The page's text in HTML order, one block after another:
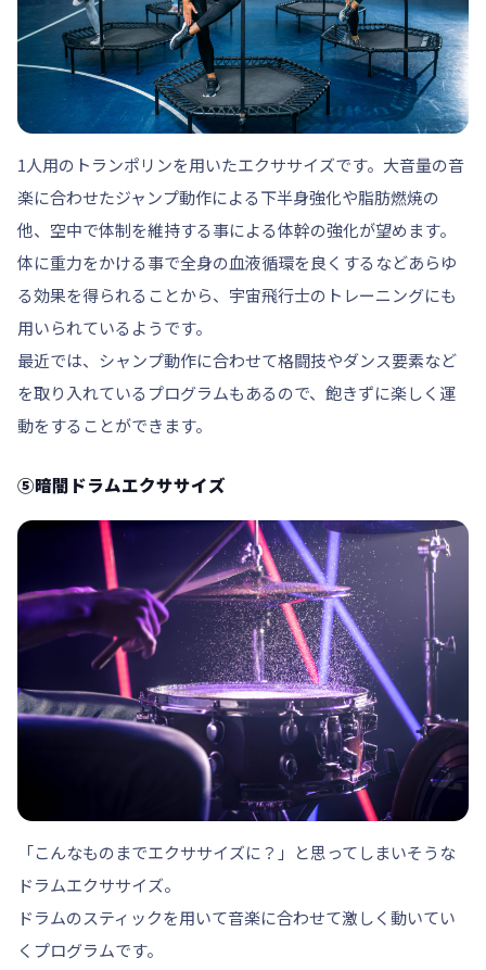
1人用のトランポリンを用いたエクササイズです。大音量の音
楽に合わせたジャンプ動作による下半身強化や脂肪燃焼の
他、空中で体制を維持する事による体幹の強化が望めます。
体に重力をかける事で全身の血液循環を良くするなどあらゆ
る効果を得られることから、宇宙飛行士のトレーニングにも
用いられているようです。
最近では、シャンプ動作に合わせて格闘技やダンス要素など
を取り入れているプログラムもあるので、飽きずに楽しく運
動をすることができます。
⑤暗闇ドラムエクササイズ
「こんなものまでエクササイズに？」と思ってしまいそうな
ドラムエクササイズ。
ドラムのスティックを用いて音楽に合わせて激しく動いてい
くプログラムです。